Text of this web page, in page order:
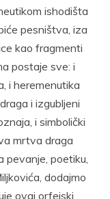
ishodišta
pesništva, iza
kao fragmenti
postaje sve: i
i heremenutika
i izgubljeni
i simbolički
mrtva draga
pevanje, poetiku,
dodajmo
ovaj orfejski